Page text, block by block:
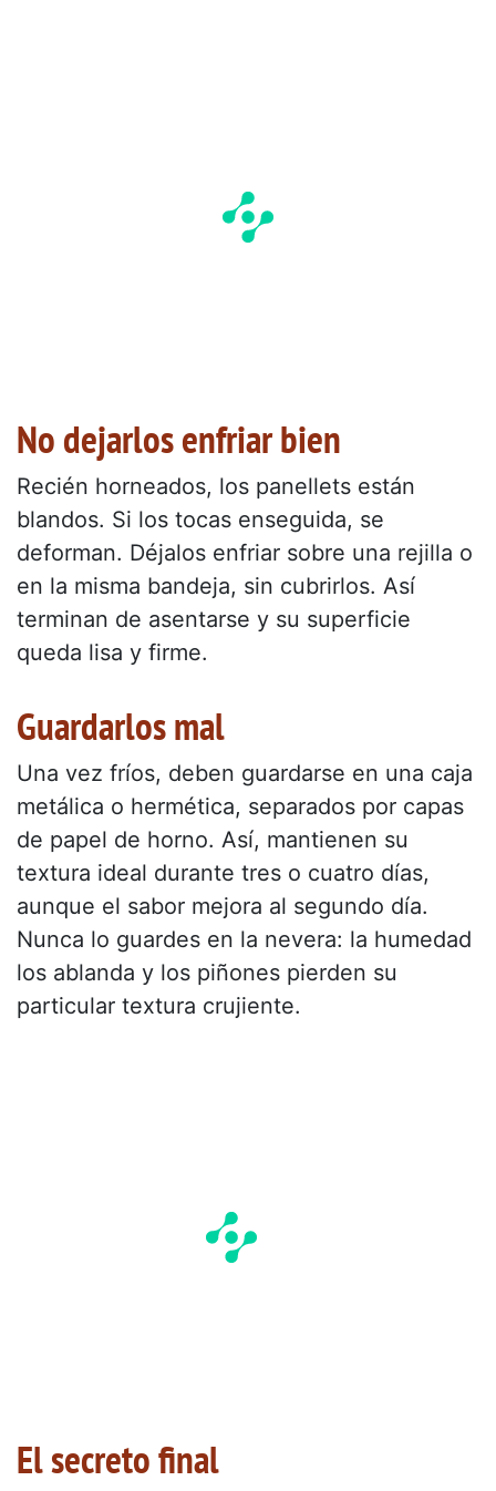
No dejarlos enfriar bien
Recién horneados, los panellets están
blandos. Si los tocas enseguida, se
deforman. Déjalos enfriar sobre una rejilla o
en la misma bandeja, sin cubrirlos. Así
terminan de asentarse y su superficie
queda lisa y firme.
Guardarlos mal
Una vez fríos, deben guardarse en una caja
metálica o hermética, separados por capas
de papel de horno. Así, mantienen su
textura ideal durante tres o cuatro días,
aunque el sabor mejora al segundo día.
Nunca lo guardes en la nevera: la humedad
los ablanda y los piñones pierden su
particular textura crujiente.
El secreto final